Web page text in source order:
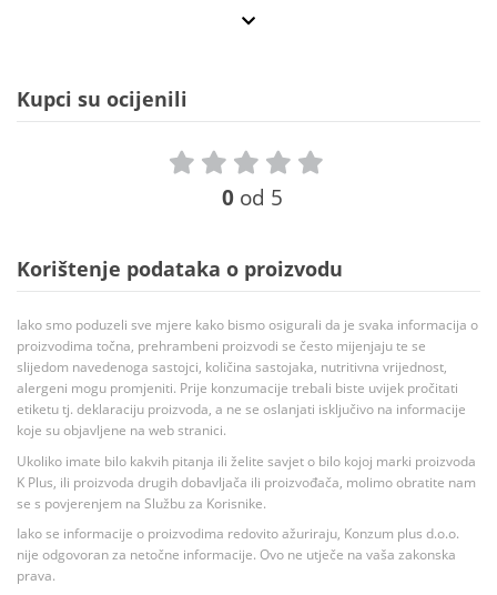
Kupci su ocijenili
0 od 5
Korištenje podataka o proizvodu
Iako smo poduzeli sve mjere kako bismo osigurali da je svaka informacija o
proizvodima točna, prehrambeni proizvodi se često mijenjaju te se
slijedom navedenoga sastojci, količina sastojaka, nutritivna vrijednost,
alergeni mogu promjeniti. Prije konzumacije trebali biste uvijek pročitati
etiketu tj. deklaraciju proizvoda, a ne se oslanjati isključivo na informacije
koje su objavljene na web stranici.
Ukoliko imate bilo kakvih pitanja ili želite savjet o bilo kojoj marki proizvoda
K Plus, ili proizvoda drugih dobavljača ili proizvođača, molimo obratite nam
se s povjerenjem na Službu za Korisnike.
Iako se informacije o proizvodima redovito ažuriraju, Konzum plus d.o.o.
nije odgovoran za netočne informacije. Ovo ne utječe na vaša zakonska
prava.